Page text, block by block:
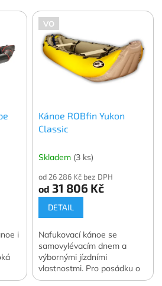
i
III.
VO
Kánoe ROBfin Yukon
Classic
Skladem (3 ks)
od 26 286 Kč bez DPH
od 31 806 Kč
DETAIL
Nafukovací kánoe se
samovylévacím dnem a
výbornými jízdními
vlastnostmi. Pro posádku o
celkové váze 100 - 190 kg.